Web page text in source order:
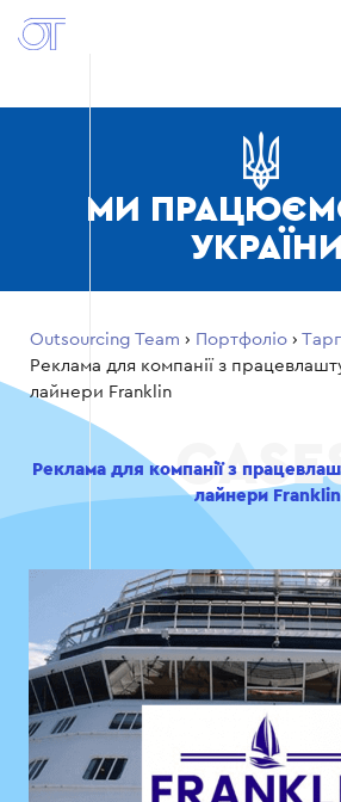
МИ
УКРАЇНИ
Outsourcing Team › Портфоліо ›
Реклама для компанії з
лайнери Franklin
Реклама для компанії з
лайнери Franklin